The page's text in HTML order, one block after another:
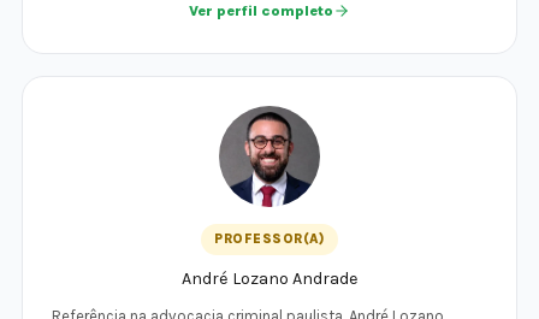
Ver perfil completo
PROFESSOR(A)
André Lozano Andrade